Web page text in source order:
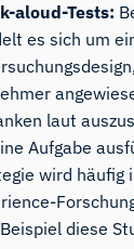
aloud-Tests:
es sich um
laut
Aufgabe
wird häufig
diese